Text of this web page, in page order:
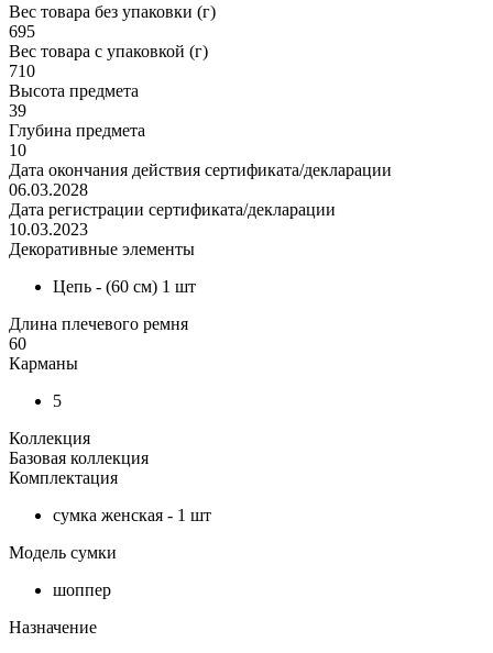
Вес товара без упаковки (г)
695
Вес товара с упаковкой (г)
710
Высота предмета
39
Глубина предмета
10
Дата окончания действия сертификата/декларации
06.03.2028
Дата регистрации сертификата/декларации
10.03.2023
Декоративные элементы
Цепь - (60 см) 1 шт
Длина плечевого ремня
60
Карманы
5
Коллекция
Базовая коллекция
Комплектация
сумка женская - 1 шт
Модель сумки
шоппер
Назначение